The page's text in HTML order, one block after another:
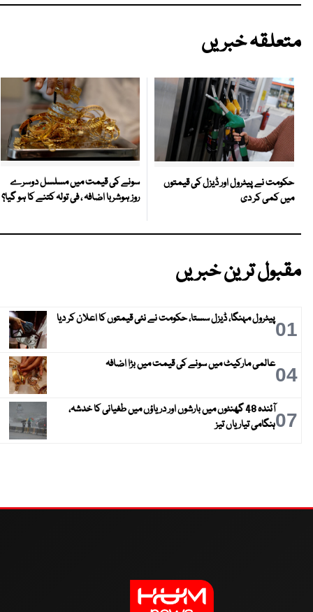
متعلقہ خبریں
حکومت نے پیٹرول اور ڈیزل کی قیمتوں
میں کمی کر دی
سونے کی قیمت میں مسلسل دوسرے
روز ہوشربا اضافہ ، فی تولہ کتنے کا ہو گیا؟
مقبول ترین خبریں
01پیٹرول مہنگا، ڈیزل سستا، حکومت نے نئی قیمتوں کا اعلان کر دیا
04عالمی مارکیٹ میں سونے کی قیمت میں بڑا اضافہ
07
آئندہ 48 گھنٹوں میں بارشوں اور دریاؤں میں طغیانی کا خدشہ،
ہنگامی تیاریاں تیز